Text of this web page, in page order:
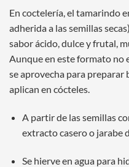
En coctelería, el tamarindo
adherida a las semillas
sabor ácido, dulce y frutal,
Aunque en este formato no
se aprovecha para preparar
aplican en cócteles.
A partir de las semillas
extracto casero o jarabe
Se hierve en agua para